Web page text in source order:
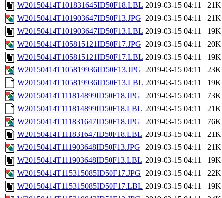
W20150414T101831645ID50F18.LBL 2019-03-15 04:11
21K
W20150414T101903647ID50F13.JPG 2019-03-15 04:11
21K
W20150414T101903647ID50F13.LBL 2019-03-15 04:11
19K
W20150414T105815121ID50F17.JPG 2019-03-15 04:11
20K
W20150414T105815121ID50F17.LBL 2019-03-15 04:11
19K
W20150414T105819936ID50F13.JPG 2019-03-15 04:11
23K
W20150414T105819936ID50F13.LBL 2019-03-15 04:11
19K
W20150414T111814899ID50F18.JPG
2019-03-15 04:11
73K
W20150414T111814899ID50F18.LBL 2019-03-15 04:11
21K
W20150414T111831647ID50F18.JPG
2019-03-15 04:11
76K
W20150414T111831647ID50F18.LBL 2019-03-15 04:11
21K
W20150414T111903648ID50F13.JPG
2019-03-15 04:11
21K
W20150414T111903648ID50F13.LBL 2019-03-15 04:11
19K
W20150414T115315085ID50F17.JPG 2019-03-15 04:11
22K
W20150414T115315085ID50F17.LBL 2019-03-15 04:11
19K